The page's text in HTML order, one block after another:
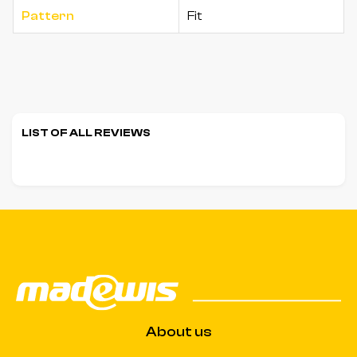
Pattern Fit
LIST OF ALL REVIEWS
About us